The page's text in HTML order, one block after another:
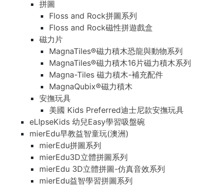
拼圖
Floss and Rock拼圖系列
Floss and Rock磁性拼遊戲盒
磁力片
MagnaTiles®磁力積木恐龍與動物系列
MagnaTiles®磁力積木16片磁力積木系列
Magna-Tiles 磁力積木-補充配件
MagnaQubix®磁力積木
安撫玩具
美國 Kids Preferred迪士尼款安撫玩具
eLIpseKids 幼兒Easy學習吸盤碗
mierEdu早教益智童玩(澳洲)
mierEdu拼圖系列
mierEdu3D立體拼圖系列
mierEdu 3D立體拼圖-仿真音效系列
mierEdu益智學習拼圖系列